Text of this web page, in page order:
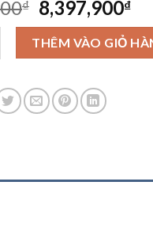
₫ Original
price
was:
9,331,000₫.
8,397,900₫
is:
SBPY089G số lượng
THÊM VÀO GIỎ